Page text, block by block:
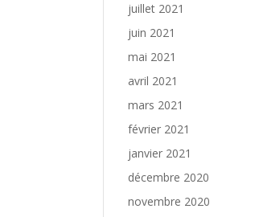
juillet 2021
juin 2021
mai 2021
avril 2021
mars 2021
février 2021
janvier 2021
décembre 2020
novembre 2020